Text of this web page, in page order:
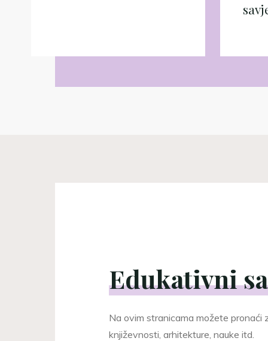
Edukativni
Na ovim stranicama možete pronaći
književnosti, arhitekture, nauke itd.